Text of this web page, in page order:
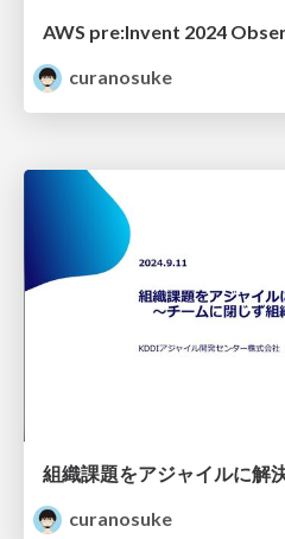
AWS pre:Invent 2024
curanosuke
curanosuke